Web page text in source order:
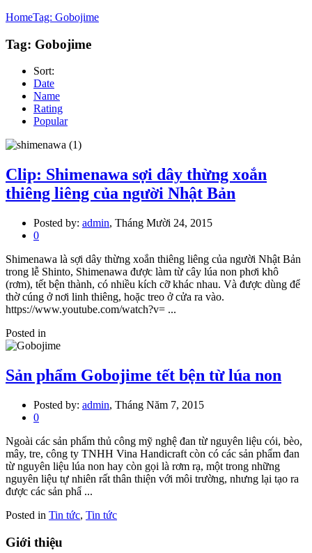
HomeTag: Gobojime
Tag: Gobojime
Sort:
Date
Name
Rating
Popular
Clip: Shimenawa sợi dây thừng xoắn
thiêng liêng của người Nhật Bản
Posted by: admin, Tháng Mười 24, 2015
0
Shimenawa là sợi dây thừng xoắn thiêng liêng của người Nhật Bản
trong lễ Shinto, Shimenawa được làm từ cây lúa non phơi khô
(rơm), tết bện thành, có nhiều kích cỡ khác nhau. Và được dùng để
thờ cúng ở nơi linh thiêng, hoặc treo ở cửa ra vào.
https://www.youtube.com/watch?v= ...
Posted in
Sản phẩm Gobojime tết bện từ lúa non
Posted by: admin, Tháng Năm 7, 2015
0
Ngoài các sản phẩm thủ công mỹ nghệ đan từ nguyên liệu cói, bèo,
mây, tre, công ty TNHH Vina Handicraft còn có các sản phẩm đan
từ nguyên liệu lúa non hay còn gọi là rơm rạ, một trong những
nguyên liệu tự nhiên rất thân thiện với môi trường, nhưng lại tạo ra
được các sản phẩ ...
Posted in Tin tức, Tin tức
Giới thiệu